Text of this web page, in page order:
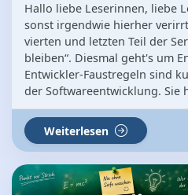
Hallo liebe Leserinnen, liebe
sonst irgendwie hierher
vierten und letzten Teil der
bleiben“. Diesmal geht's um
Entwickler-Faustregeln sind
der Softwareentwicklung. Sie
Weiterlesen